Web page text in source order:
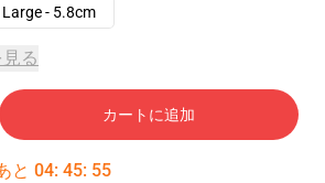
Large - 5.8cm
る
カートに追加
と 04: 45: 55